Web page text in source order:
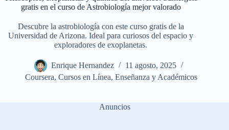
gratis en el curso de Astrobiología mejor valorado
Descubre la astrobiología con este curso gratis de la
Universidad de Arizona. Ideal para curiosos del espacio y
exploradores de exoplanetas.
Enrique Hernandez
11 agosto, 2025
Coursera, Cursos en Línea, Enseñanza y Académicos
Anuncios